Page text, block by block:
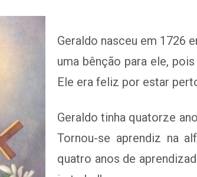
Geraldo nasceu em 1726
uma bênção para ele,
Ele era feliz por estar
Geraldo tinha quatorze
Tornou-se aprendiz na
quatro anos de